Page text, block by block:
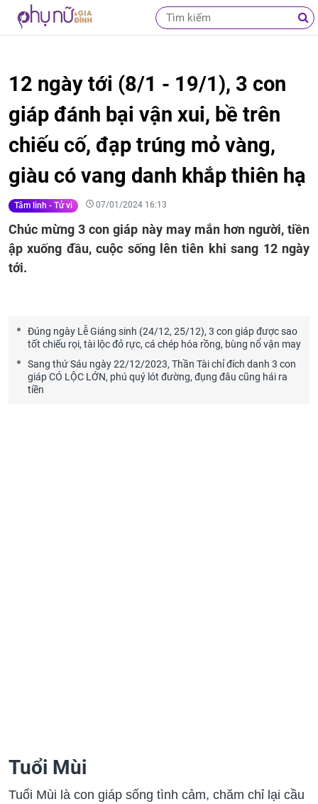
12 ngày tới (8/1 - 19/1), 3 con
giáp đánh bại vận xui, bề trên
chiếu cố, đạp trúng mỏ vàng,
giàu có vang danh khắp thiên hạ
Tâm linh - Tử vi 07/01/2024 16:13
Chúc mừng 3 con giáp này may mắn hơn người, tiền
ập xuống đầu, cuộc sống lên tiên khi sang 12 ngày
tới.
Đúng ngày Lễ Giáng sinh (24/12, 25/12), 3 con giáp được sao
tốt chiếu rọi, tài lộc đỏ rực, cá chép hóa rồng, bùng nổ vận may
Sang thứ Sáu ngày 22/12/2023, Thần Tài chỉ đích danh 3 con
giáp CÓ LỘC LỚN, phú quý lót đường, đụng đâu cũng hái ra
tiền
Tuổi Mùi
Tuổi Mùi là con giáp sống tình cảm, chăm chỉ lại cầu